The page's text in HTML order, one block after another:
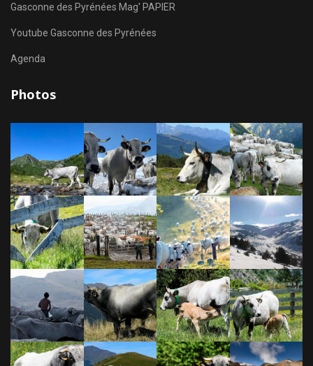
Gasconne des Pyrénées Mag' PAPIER
Youtube Gasconne des Pyrénées
Agenda
Photos